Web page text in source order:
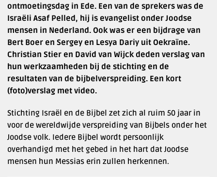
ontmoetingsdag in Ede. Een van de sprekers was de
Israëli Asaf Pelled, hij is evangelist onder Joodse
mensen in Nederland. Ook was er een bijdrage van
Bert Boer en Sergey en Lesya Dariy uit Oekraïne.
Christian Stier en David van Wijck deden verslag van
hun werkzaamheden bij de stichting en de
resultaten van de bijbelverspreiding. Een kort
(foto)verslag met video.
Stichting Israël en de Bijbel zet zich al ruim 50 jaar in
voor de wereldwijde verspreiding van Bijbels onder het
Joodse volk. Iedere Bijbel wordt persoonlijk
overhandigd met het gebed in het hart dat Joodse
mensen hun Messias erin zullen herkennen.